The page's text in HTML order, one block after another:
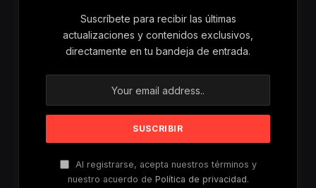
Suscríbete para recibir las últimas
actualizaciones y contenidos exclusivos,
directamente en tu bandeja de entrada.
Al registrarse, acepta nuestros términos y
nuestro acuerdo de Política de privacidad.